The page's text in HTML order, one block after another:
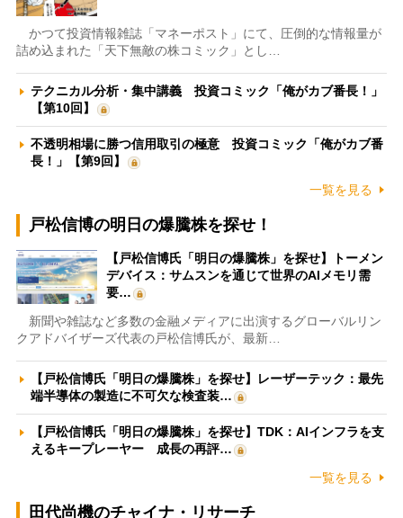
かつて投資情報雑誌「マネーポスト」にて、圧倒的な情報量が
詰め込まれた「天下無敵の株コミック」とし…
テクニカル分析・集中講義 投資コミック「俺がカブ番長！」
【第10回】
不透明相場に勝つ信用取引の極意 投資コミック「俺がカブ番
長！」【第9回】
一覧を見る
戸松信博の明日の爆騰株を探せ！
【戸松信博氏「明日の爆騰株」を探せ】トーメン
デバイス：サムスンを通じて世界のAIメモリ需
要…
新聞や雑誌など多数の金融メディアに出演するグローバルリン
クアドバイザーズ代表の戸松信博氏が、最新…
【戸松信博氏「明日の爆騰株」を探せ】レーザーテック：最先
端半導体の製造に不可欠な検査装…
【戸松信博氏「明日の爆騰株」を探せ】TDK：AIインフラを支
えるキープレーヤー 成長の再評…
一覧を見る
田代尚機のチャイナ・リサーチ